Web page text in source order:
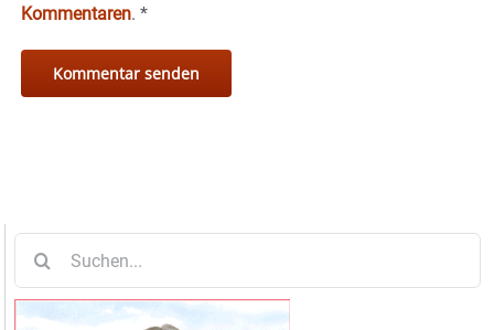
Kommentaren. *
nach: